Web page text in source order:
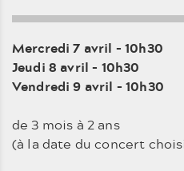
Mercredi 7 avril – 10h30
Jeudi 8 avril – 10h30
Vendredi 9 avril – 10h30
de 3 mois à 2 ans
(à la date du concert